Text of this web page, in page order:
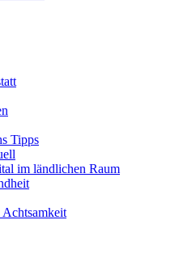
Tipps
im ländlichen Raum